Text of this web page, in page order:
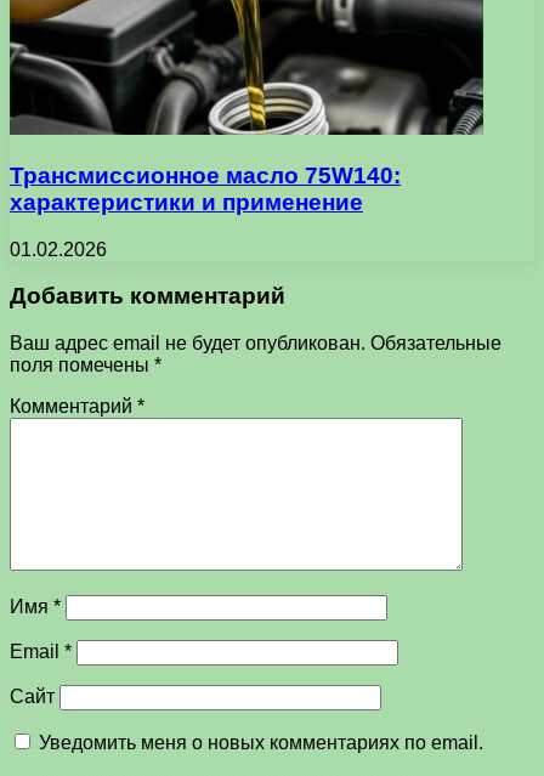
Трансмиссионное масло 75W140:
характеристики и применение
01.02.2026
Добавить комментарий
Ваш адрес email не будет опубликован. Обязательные
поля помечены *
Комментарий *
Имя *
Email *
Сайт
Уведомить меня о новых комментариях по email.